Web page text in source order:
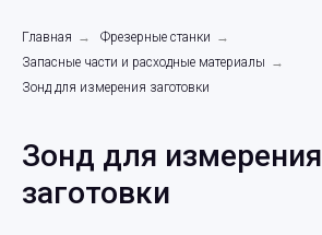
Главная → Фрезерные станки →
Запасные части и расходные материалы →
Зонд для измерения заготовки
Зонд для измерения
заготовки